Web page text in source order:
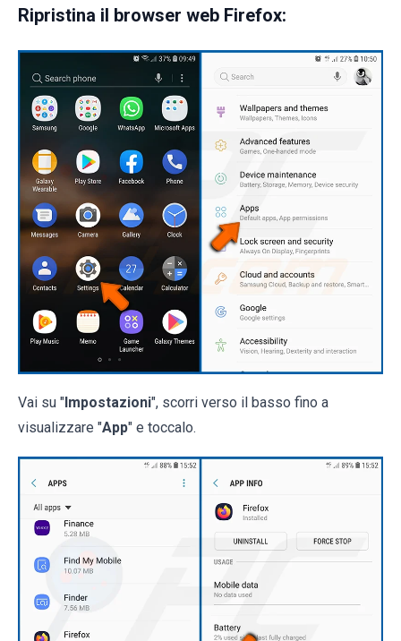
Ripristina il browser web Firefox:
Vai su " Impostazioni", scorri verso il basso fino a
visualizzare "App" e toccalo.